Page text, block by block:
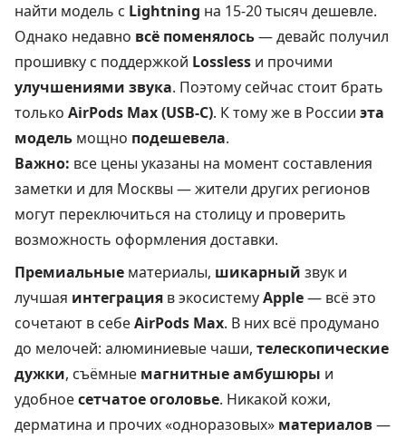
найти модель с Lightning на 15-20 тысяч дешевле.
Однако недавно всё поменялось— девайс получил
прошивку с поддержкой Lossless и прочими
улучшениями звука. Поэтому сейчас стоит брать
только AirPods Max (USB-C). К тому же в России эта
модель мощно подешевела.
Важно: все цены указаны на момент составления
заметки и для Москвы — жители других регионов
могут переключиться на столицу и проверить
возможность оформления доставки.
Премиальные материалы, шикарный звук и
лучшая интеграция в экосистемуApple— всё это
сочетают в себеAirPods Max. В них всё продумано
до мелочей: алюминиевые чаши, телескопические
дужки, съёмные магнитные амбушюры и
удобноесетчатое оголовье. Никакой кожи,
дерматина и прочих «одноразовых» материалов—